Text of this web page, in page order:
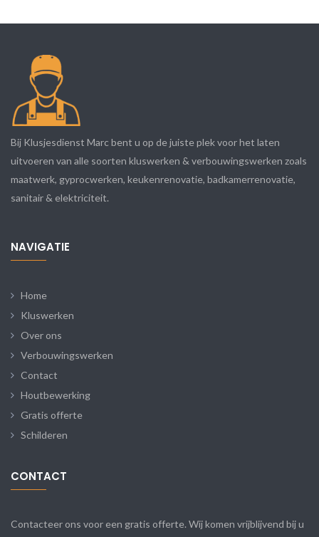
Bij Klusjesdienst Marc bent u op de juiste plek voor het laten
uitvoeren van alle soorten kluswerken & verbouwingswerken zoals
maatwerk, gyprocwerken, keukenrenovatie, badkamerrenovatie,
sanitair & elektriciteit.
NAVIGATIE
Home
Kluswerken
Over ons
Verbouwingswerken
Contact
Houtbewerking
Gratis offerte
Schilderen
CONTACT
Contacteer ons voor een gratis offerte. Wij komen vrijblijvend bij u